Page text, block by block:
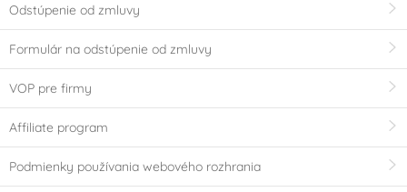
Odstúpenie od zmluvy
Formulár na odstúpenie od zmluvy
VOP pre firmy
Affiliate program
Podmienky používania webového rozhrania